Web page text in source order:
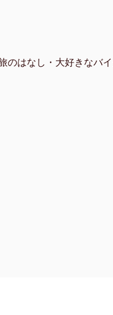
のはなし・大好きなバ